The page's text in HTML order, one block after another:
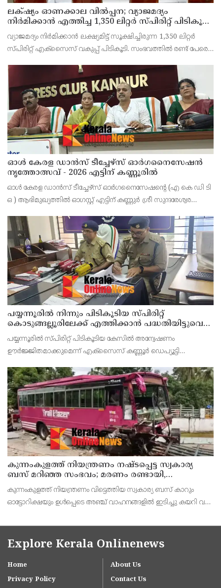
ലക്‌ഷ്യം ഓണക്കാല വിൽപ്പന; വ്യാജമദ്യം
നിർമിക്കാൻ എത്തിച്ച 1,350 ലിറ്റർ സ്പിരിറ്റ് പിടികൂടി;
രണ്ട് പേർ അറസ്റ്റിൽ
വ്യാജമദ്യം നിർമിക്കാൻ ലക്ഷ്യമിട്ട് സൂക്ഷിച്ചിരുന്ന 1,350 ലിറ്റർ
സ്പിരിറ്റ് എക്സൈസ് വകുപ്പ് പിടികൂടി. സംഭവത്തിൽ രണ്ട് പേരെ
കോട്ടക്കുളങ്ങരയിലെ ഹോളോബ്രിക
ഓൾ കേരള ഡാൻസ് ടീച്ചേഴ്സ് ഓർഗനൈസേഷൻ
നൃത്തോത്സവ് - 2026 എട്ടിന് കണ്ണൂരിൽ
ഓൾ കേരള ഡാൻസ് ടീച്ചേഴ്സ് ഓർഗനൈസേഷൻ്റെ (എ കെ ഡി ടി
ഒ ) ആഭിമുഖ്യത്തിൽ ഓഗസ്റ്റ് എട്ടിന് കണ്ണുർ ശ്രീ സുന്ദരേശ്വര
സംഘാടകർ കണ്ണൂർ പ്രസ് ക്ളബ്ബിൽ വാർത്താ സമ
പയ്യന്നൂരിൽ നിന്നും പിടികൂടിയ സ്പിരിറ്റ്
കൊടുങ്ങല്ലൂരിലേക്ക് എത്തിക്കാൻ പദ്ധതിയിട്ടുവെന്ന്
എക്സൈസ് ഡെപ്യൂട്ടി കമ്മിഷണർ
പയ്യന്നൂരിൽ സ്പിരിറ്റ് പിടികൂടിയ കേസിൽ അന്വേഷണം
ഊർജ്ജിതമാക്കുമെന്ന് എക്സൈസ് കണ്ണൂർ ഡെപ്യൂട്ടി
കമ്മീഷണർ പി. സജിത്ത് കുമാർ എന്നിവർ കണ്ണൂരിൽവാർത്താ
സമ്മേളനത്
കുന്നംകുളത്ത് നിയന്ത്രണം നഷ്ടപ്പെട്ട സ്വകാര്യ
ബസ് മറിഞ്ഞ സംഭവം; മരണം രണ്ടായി,
എട്ടുപേർക്ക് പരിക്ക്
കുന്നംകുളത്ത് നിയന്ത്രണം വിട്ടെത്തിയ സ്വകാര്യ ബസ് കാറും
ഓട്ടോറിക്ഷയും ഉൾപ്പെടെ അഞ്ച് വാഹനങ്ങളിൽ ഇടിച്ചു കയറി വൻ
വിദ്യാർഥിനി അടക്കം രണ്ടുപേർ മരിച്ചു. പന
Explore Kerala Onlinenews
Home
About Us
Privacy Policy
Contact Us